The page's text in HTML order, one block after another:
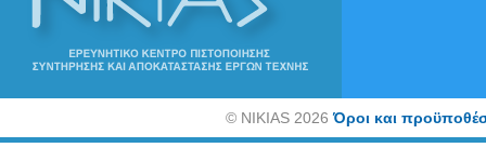
©NIKIAS 2026Όροι και